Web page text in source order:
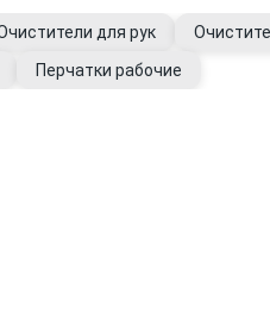
для рук
Перчатки рабочие